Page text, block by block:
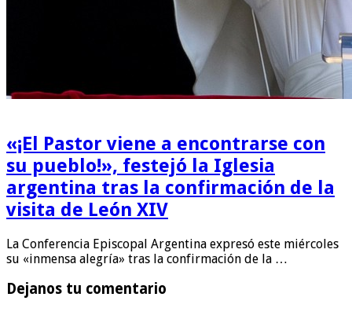
«¡El Pastor viene a encontrarse con
su pueblo!», festejó la Iglesia
argentina tras la confirmación de la
visita de León XIV
La Conferencia Episcopal Argentina expresó este miércoles
su «inmensa alegría» tras la confirmación de la …
Dejanos tu comentario